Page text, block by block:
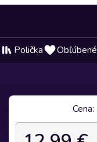
Polička Obľúbené
Cena: